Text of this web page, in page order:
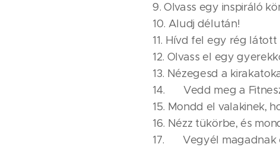
9. Olvass egy inspiráló
10. Aludj délután!
11. Hívd fel egy rég
12. Olvass el egy
13. Nézegesd a
14. 🎁 Vedd meg a
15. Mondd el valakinek,
16. Nézz tükörbe, és
17. 🎁 Vegyél